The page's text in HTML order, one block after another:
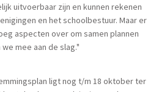
uitvoerbaar zijn en kunnen rekenen
en het schoolbestuur. Maar er
aspecten over om samen plannen
mee aan de slag."
ligt nog t/m 18 oktober ter